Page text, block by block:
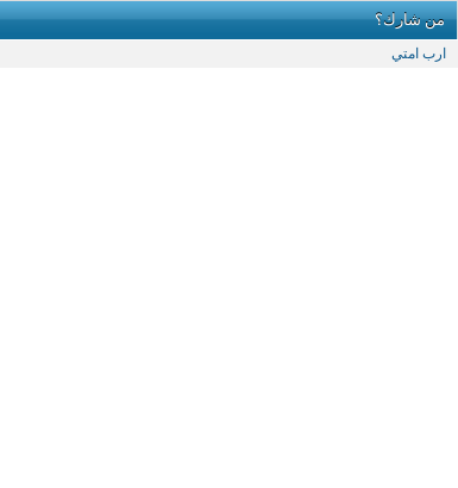
من شارك؟
ارب امتي